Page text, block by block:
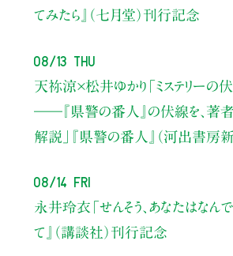
てみたら』（七月堂）刊行記念
08/13 Thu
天祢涼×松井ゆかり 「ミステリー
――『県警の番人』の伏線を、著
解説」
『県警の番人』（河出書房
08/14 Fri
永井玲衣 「せんそう、あなたはなんで
て』（講談社）刊行記念